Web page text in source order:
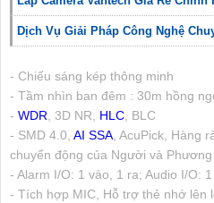
Dịch Vụ Giải Pháp Công Nghệ
- Chiếu sáng kép thông minh
- Tầm nhìn ban đêm : 30m hồng
- WDR, 3D NR, HLC, BLC
- SMD 4.0, AI SSA, AcuPick, Hàng
chuyển động của Người và Phương
- Alarm I/O: 1 vào, 1 ra; Audio I/O:
- Tích hợp MIC, Hỗ trợ thẻ nhớ lên